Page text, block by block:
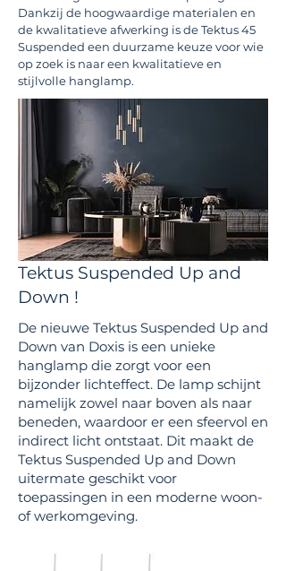
Dankzij de hoogwaardige materialen en
de kwalitatieve afwerking is de Tektus 45
Suspended een duurzame keuze voor wie
op zoek is naar een kwalitatieve en
stijlvolle hanglamp.
Tektus Suspended Up and
Down !
De nieuwe Tektus Suspended Up and
Down van Doxis is een unieke
hanglamp die zorgt voor een
bijzonder lichteffect. De lamp schijnt
namelijk zowel naar boven als naar
beneden, waardoor er een sfeervol en
indirect licht ontstaat. Dit maakt de
Tektus Suspended Up and Down
uitermate geschikt voor
toepassingen in een moderne woon-
of werkomgeving.